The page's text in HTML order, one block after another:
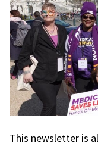
This newsletter is